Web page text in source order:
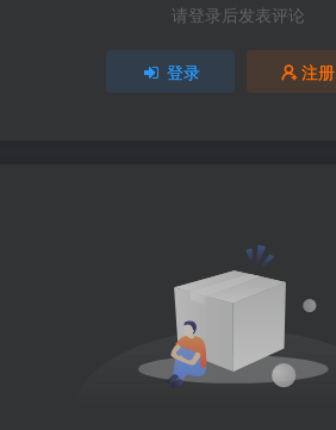
请登录后发表评论
登录 注册